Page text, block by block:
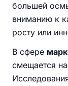
большей
вниманию к
росту или
В сфере
смещается